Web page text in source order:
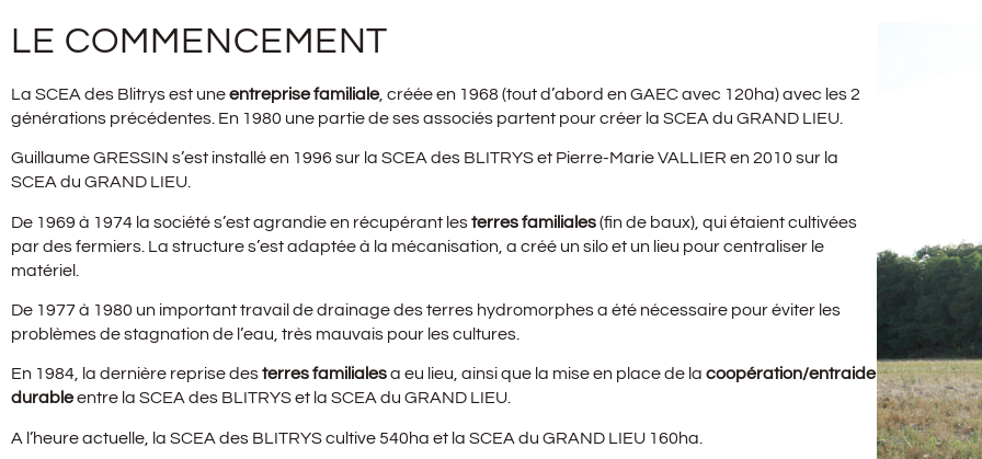
LE COMMENCEMENT
La SCEA des Blitrys est uneentreprise familiale, créée en 1968 (tout d’abord en GAEC avec 120ha) avec les 2
générations précédentes. En 1980 une partie de ses associés partent pour créer la SCEA du GRAND LIEU.
Guillaume GRESSIN s’est installé en 1996 sur la SCEA des BLITRYS et Pierre-Marie VALLIER en 2010 sur la
SCEA du GRAND LIEU.
De 1969 à 1974 la société s’est agrandie en récupérant lesterres familiales(fin de baux), qui étaient cultivées
par des fermiers. La structure s’est adaptée à la mécanisation, a créé un silo et un lieu pour centraliser le
matériel.
De 1977 à 1980 un important travail de drainage des terres hydromorphes a été nécessaire pour éviter les
problèmes de stagnation de l’eau, très mauvais pour les cultures.
En 1984, la dernière reprise desterres familialesa eu lieu, ainsi que la mise en place de la coopération/entraide
durableentre la SCEA des BLITRYS et la SCEA du GRAND LIEU.
A l’heure actuelle, la SCEA des BLITRYS cultive 540ha et la SCEA du GRAND LIEU 160ha.